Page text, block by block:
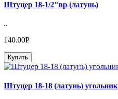
Штуцер 18-1/2"вр (латунь)
..
140.00Р
Купить
Штуцер 18-18 (латунь) угольник